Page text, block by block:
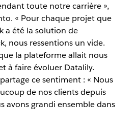
toute notre carrière »,
« Pour chaque projet que
a été la solution de
nous ressentions un vide.
la plateforme allait nous
à faire évoluer Datalily.
ce sentiment : « Nous
de nos clients depuis
avons grandi ensemble dans